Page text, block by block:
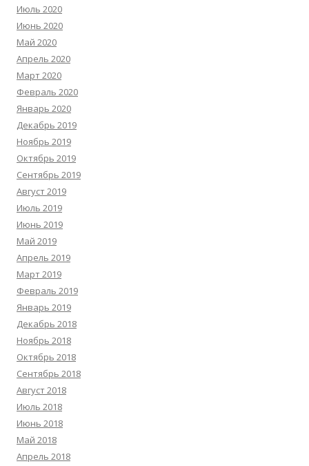
Июль 2020
Июнь 2020
Май 2020
Апрель 2020
Март 2020
Февраль 2020
Январь 2020
Декабрь 2019
Ноябрь 2019
Октябрь 2019
Сентябрь 2019
Август 2019
Июль 2019
Июнь 2019
Май 2019
Апрель 2019
Март 2019
Февраль 2019
Январь 2019
Декабрь 2018
Ноябрь 2018
Октябрь 2018
Сентябрь 2018
Август 2018
Июль 2018
Июнь 2018
Май 2018
Апрель 2018